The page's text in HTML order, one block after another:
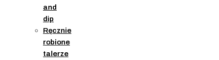
and
dip
Ręcznie
robione
talerze